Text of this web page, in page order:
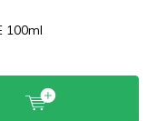
100ml